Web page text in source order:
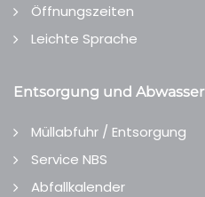
Öffnungszeiten
Leichte Sprache
Entsorgung und Abwasser
Müllabfuhr / Entsorgung
Service NBS
Abfallkalender